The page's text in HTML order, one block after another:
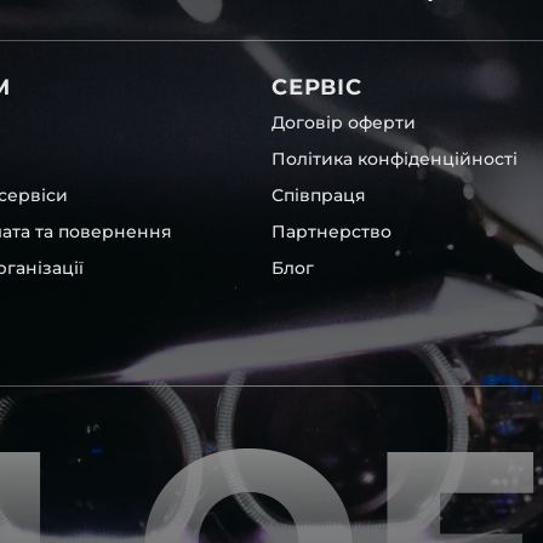
для Hyundai , у нас є
та унікальні.
офісі та оптовому
– на всіх
– для швидкої
будь-які
і пару чи комплект.
та повернення
СЕРВІС
Договір оферти
Політика конфіденційності
Співпраця
Партнерство
Блог